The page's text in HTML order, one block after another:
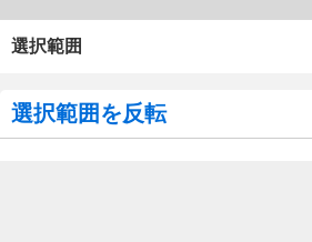
選択範囲
選択範囲を反転